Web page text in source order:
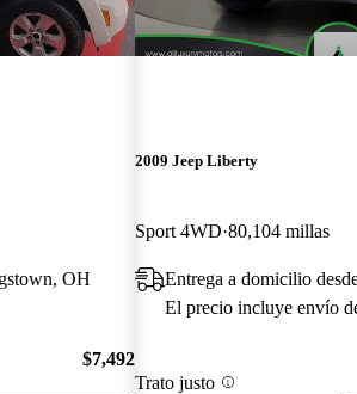
OH
$7,492
2009 Jeep Liberty
Sport 4WD 80,104 millas
Entrega a domicilio
El precio incluye envío
Trato justo